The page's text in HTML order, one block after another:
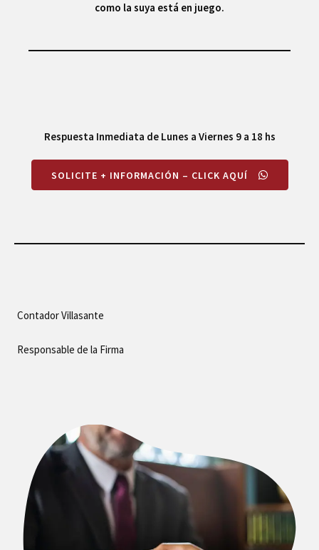
como la suya está en juego.
Respuesta Inmediata de Lunes a Viernes 9 a 18 hs
SOLICITE + INFORMACIÓN – CLICK AQUÍ
ContadorVillasante
Responsable de la Firma